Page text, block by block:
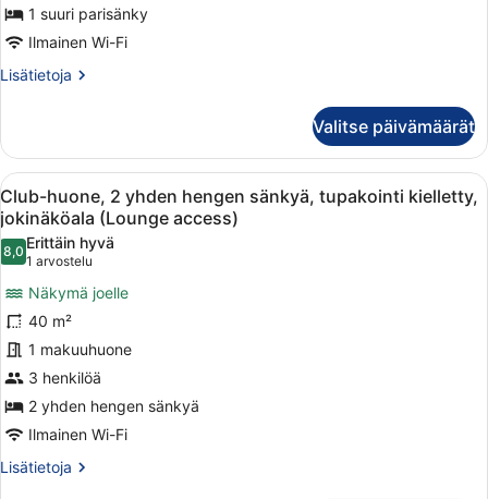
parisänky,
tupakointi
jokinäköala
1 suuri parisänky
Ilmainen Wi-Fi
Lisätietoja
Lisätietoja
1
suuri
parisänky,
tupakointi
kielletty,
jokinäköala
(Guest)
Valitse päivämäärät
Avaa
kaikki
huonetyypin
Club-
huone,
2
yhden
hengen
sänkyä,
tupakointi
kielletty,
jokinäköala
(Lounge
Hotellihuone, jossa on kaksi
7
Club-huone, 2 yhden hengen sänkyä, tupakointi kielletty,
jokinäköala (Lounge access)
8,08,0 kautta 10
Erittäin hyvä
1 arvostelu
(1
arvostelu)
Näkymä joelle
40 m²
1 makuuhuone
3 henkilöä
2 yhden hengen sänkyä
Ilmainen Wi-Fi
Lisätietoja
Lisätietoja